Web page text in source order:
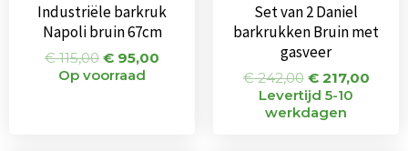
Industriële barkruk
Napoli bruin 67cm
€115,00 € 95,00
Op voorraad
Set van 2 Daniel
barkrukken Bruin met
gasveer
€242,00 €217,00
Levertijd 5-10
werkdagen